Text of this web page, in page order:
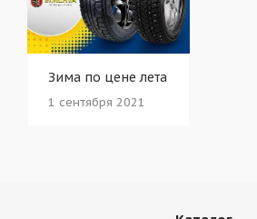
Зима по цене лета
1 сентября 2021